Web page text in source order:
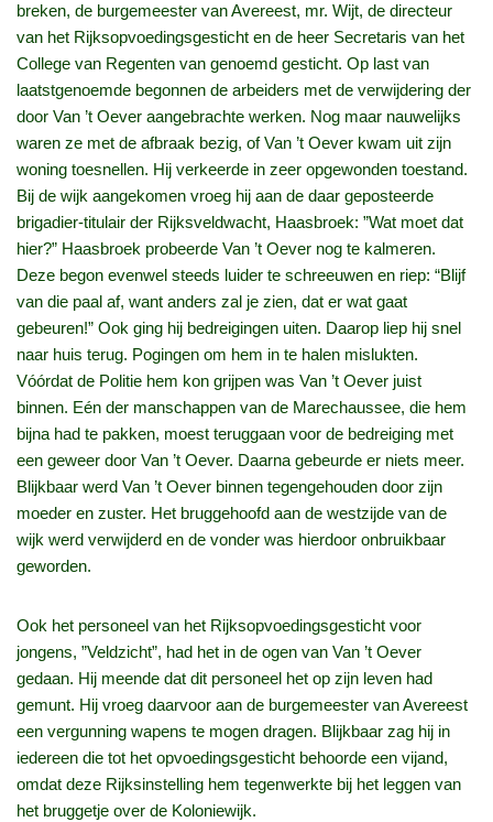
breken, de burgemeester van Avereest, mr. Wijt, de directeur
van het Rijksopvoedingsgesticht en de heer Secretaris van het
College van Regenten van genoemd gesticht. Op last van
laatstgenoemde begonnen de arbeiders met de verwijdering der
door Van ’t Oever aangebrachte werken. Nog maar nauwelijks
waren ze met de afbraak bezig, of Van ’t Oever kwam uit zijn
woning toesnellen. Hij verkeerde in zeer opgewonden toestand.
Bij de wijk aangekomen vroeg hij aan de daar geposteerde
brigadier-titulair der Rijksveldwacht, Haasbroek: ”Wat moet dat
hier?” Haasbroek probeerde Van ’t Oever nog te kalmeren.
Deze begon evenwel steeds luider te schreeuwen en riep: “Blijf
van die paal af, want anders zal je zien, dat er wat gaat
gebeuren!” Ook ging hij bedreigingen uiten. Daarop liep hij snel
naar huis terug. Pogingen om hem in te halen mislukten.
Vóórdat de Politie hem kon grijpen was Van ’t Oever juist
binnen. Eén der manschappen van de Marechaussee, die hem
bijna had te pakken, moest teruggaan voor de bedreiging met
een geweer door Van ’t Oever. Daarna gebeurde er niets meer.
Blijkbaar werd Van ’t Oever binnen tegengehouden door zijn
moeder en zuster. Het bruggehoofd aan de westzijde van de
wijk werd verwijderd en de vonder was hierdoor onbruikbaar
geworden.
Ook het personeel van het Rijksopvoedingsgesticht voor
jongens, ”Veldzicht”, had het in de ogen van Van ’t Oever
gedaan. Hij meende dat dit personeel het op zijn leven had
gemunt. Hij vroeg daarvoor aan de burgemeester van Avereest
een vergunning wapens te mogen dragen. Blijkbaar zag hij in
iedereen die tot het opvoedingsgesticht behoorde een vijand,
omdat deze Rijksinstelling hem tegenwerkte bij het leggen van
het bruggetje over de Koloniewijk.